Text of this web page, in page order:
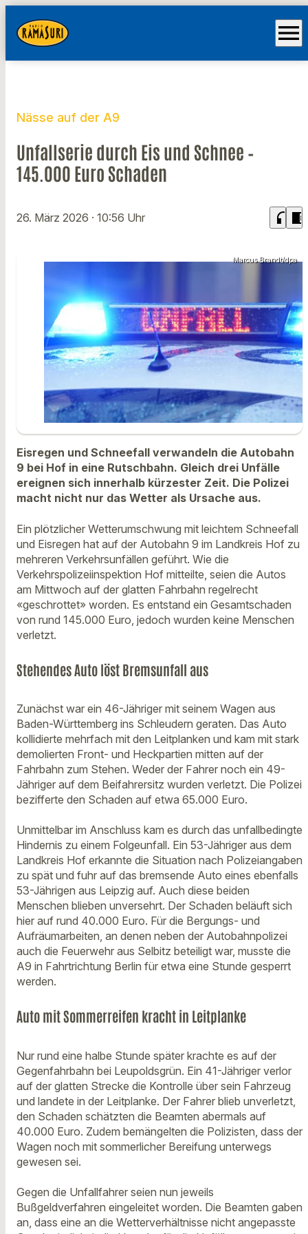
menu
Nässe auf der A9
Unfallserie durch Eis und Schnee –
145.000 Euro Schaden
26. März 2026 · 10:56 Uhr headphones chrome_reader_mode
Marcus Brandt/dpa
Eisregen und Schneefall verwandeln die Autobahn
9 bei Hof in eine Rutschbahn. Gleich drei Unfälle
ereignen sich innerhalb kürzester Zeit. Die Polizei
macht nicht nur das Wetter als Ursache aus.
Ein plötzlicher Wetterumschwung mit leichtem Schneefall
und Eisregen hat auf der Autobahn 9 im Landkreis Hof zu
mehreren Verkehrsunfällen geführt. Wie die
Verkehrspolizeiinspektion Hof mitteilte, seien die Autos
am Mittwoch auf der glatten Fahrbahn regelrecht
«geschrottet» worden. Es entstand ein Gesamtschaden
von rund 145.000 Euro, jedoch wurden keine Menschen
verletzt.
Stehendes Auto löst Bremsunfall aus
Zunächst war ein 46-Jähriger mit seinem Wagen aus
Baden-Württemberg ins Schleudern geraten. Das Auto
kollidierte mehrfach mit den Leitplanken und kam mit stark
demolierten Front- und Heckpartien mitten auf der
Fahrbahn zum Stehen. Weder der Fahrer noch ein 49-
Jähriger auf dem Beifahrersitz wurden verletzt. Die Polizei
bezifferte den Schaden auf etwa 65.000 Euro.
Unmittelbar im Anschluss kam es durch das unfallbedingte
Hindernis zu einem Folgeunfall. Ein 53-Jähriger aus dem
Landkreis Hof erkannte die Situation nach Polizeiangaben
zu spät und fuhr auf das bremsende Auto eines ebenfalls
53-Jährigen aus Leipzig auf. Auch diese beiden
Menschen blieben unversehrt. Der Schaden beläuft sich
hier auf rund 40.000 Euro. Für die Bergungs- und
Aufräumarbeiten, an denen neben der Autobahnpolizei
auch die Feuerwehr aus Selbitz beteiligt war, musste die
A9 in Fahrtrichtung Berlin für etwa eine Stunde gesperrt
werden.
Auto mit Sommerreifen kracht in Leitplanke
Nur rund eine halbe Stunde später krachte es auf der
Gegenfahrbahn bei Leupoldsgrün. Ein 41-Jähriger verlor
auf der glatten Strecke die Kontrolle über sein Fahrzeug
und landete in der Leitplanke. Der Fahrer blieb unverletzt,
den Schaden schätzten die Beamten abermals auf
40.000 Euro. Zudem bemängelten die Polizisten, dass der
Wagen noch mit sommerlicher Bereifung unterwegs
gewesen sei.
Gegen die Unfallfahrer seien nun jeweils
Bußgeldverfahren eingeleitet worden. Die Beamten gaben
an, dass eine an die Wetterverhältnisse nicht angepasste